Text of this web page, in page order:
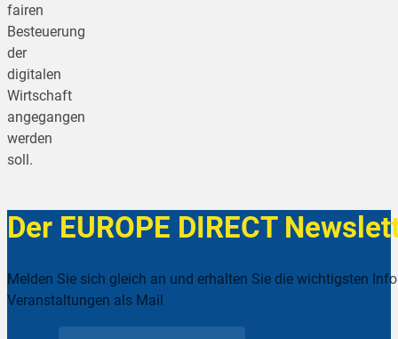
fairen
Besteuerung
der
digitalen
Wirtschaft
angegangen
werden
soll.
Der EUROPE DIRECT
Melden Sie sich gleich an und erhalten Sie die wichtigsten
Veranstaltungen als Mail